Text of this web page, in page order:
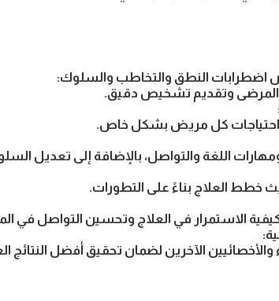
اضطرابات النطق والتخاطب والسلوك:
المرضى وتقديم تشخيص دقيق.
احتياجات كل مريض بشكل خاص.
اللغة والتواصل، بالإضافة إلى تعديل
خطط العلاج بناءً على التطورات.
الاستمرار في العلاج وتحسين التواصل في
الآخرين لضمان تحقيق أفضل النتائج